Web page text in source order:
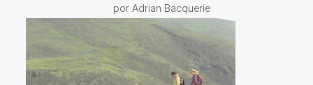
por Adrian Bacquerie